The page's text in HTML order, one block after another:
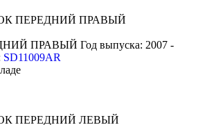
ПРАВЫЙ Год выпуска: 2007 -
SD11009AR